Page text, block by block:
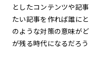
としたコンテンツや記
たい記事を作れば誰に
のような対策の意味が
が残る時代になるだろう